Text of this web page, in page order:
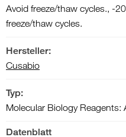
Avoid freeze/thaw cycles., -
freeze/thaw cycles.
Hersteller:
Cusabio
Typ:
Molecular Biology Reagents:
Datenblatt